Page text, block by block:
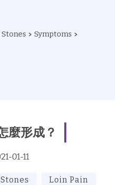
Symptoms
麼形成？
01-11
Loin Pain